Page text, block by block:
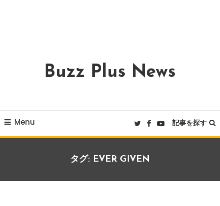
Buzz Plus News
Menu 記事を探す
タグ: EVER GIVEN